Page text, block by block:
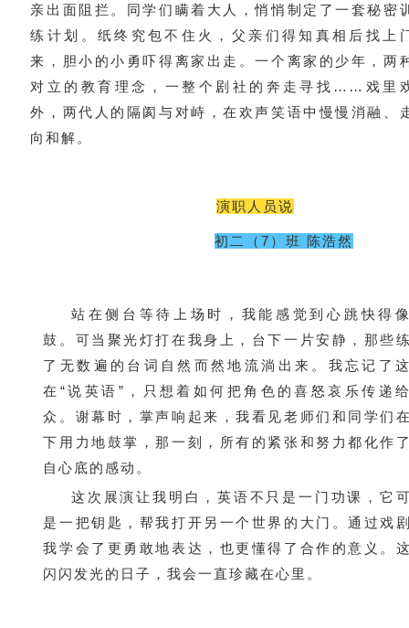
亲出面阻拦。同学们瞒着大人，悄悄制定了一套秘密
练计划。纸终究包不住火，父亲们得知真相后找上
来，胆小的小勇吓得离家出走。一个离家的少年，两
对立的教育理念，一整个剧社的奔走寻找……戏里
外，两代人的隔阂与对峙，在欢声笑语中慢慢消融、
向和解。
演职人员说
初二（7）班 陈浩然
站在侧台等待上场时，我能感觉到心跳快得
鼓。可当聚光灯打在我身上，台下一片安静，那些
了无数遍的台词自然而然地流淌出来。我忘记了
在“说英语”，只想着如何把角色的喜怒哀乐传递
众。谢幕时，掌声响起来，我看见老师们和同学们
下用力地鼓掌，那一刻，所有的紧张和努力都化作
自心底的感动。
这次展演让我明白，英语不只是一门功课，它
是一把钥匙，帮我打开另一个世界的大门。通过戏
我学会了更勇敢地表达，也更懂得了合作的意义。
闪闪发光的日子，我会一直珍藏在心里。